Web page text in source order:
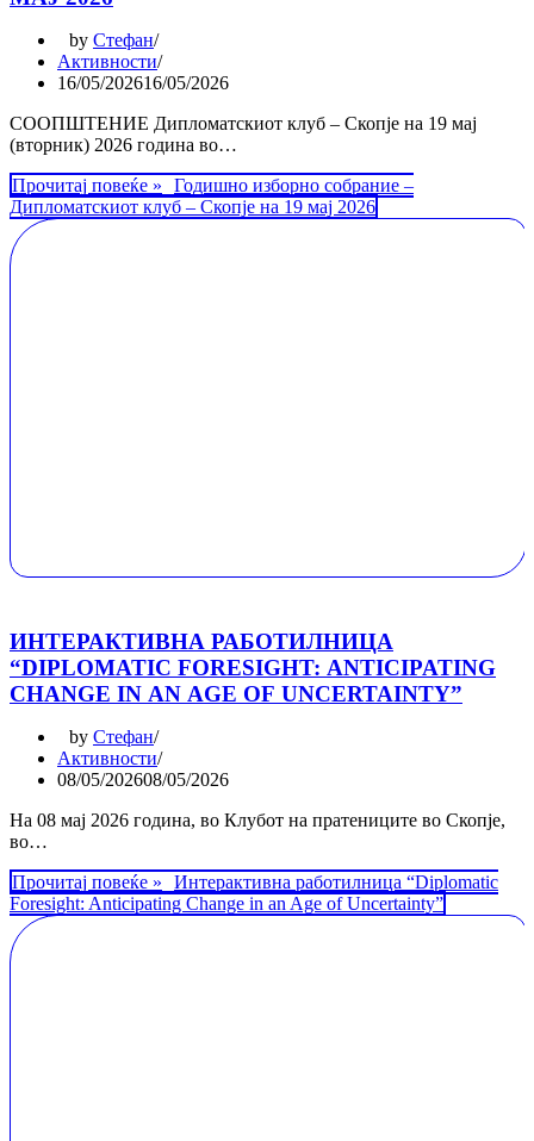
by Стефан
Активности
16/05/202616/05/2026
СООПШТЕНИЕ Дипломатскиот клуб – Скопје на 19 мај
(вторник) 2026 година во…
Прочитај повеќе »
Годишно изборно собрание –
Дипломатскиот клуб – Скопје на 19 мај 2026
ИНТЕРАКТИВНА РАБОТИЛНИЦА
“DIPLOMATIC FORESIGHT: ANTICIPATING
CHANGE IN AN AGE OF UNCERTAINTY”
by Стефан
Активности
08/05/202608/05/2026
На 08 мај 2026 година, во Клубот на пратениците во Скопје,
во…
Прочитај повеќе »
Интерактивна работилница “Diplomatic
Foresight: Anticipating Change in an Age of Uncertainty”